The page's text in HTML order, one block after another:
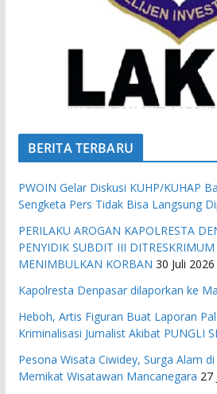
BERITA TERBARU
PWOIN Gelar Diskusi KUHP/KUHAP
Sengketa Pers Tidak Bisa Langsung
PERILAKU AROGAN KAPOLRESTA
PENYIDIK SUBDIT III
MENIMBULKAN KORBAN 30 Juli 2026
Kapolresta Denpasar dilaporkan ke
Heboh, Artis Figuran Buat Laporan
Kriminalisasi Jurnalist Akibat PUNGLI
Pesona Wisata Ciwidey, Surga Alam
Memikat Wisatawan Mancanegara 27